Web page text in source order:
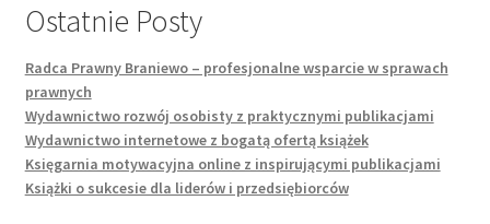
Ostatnie Posty
Radca Prawny Braniewo – profesjonalne wsparcie w sprawach
prawnych
Wydawnictwo rozwój osobisty z praktycznymi publikacjami
Wydawnictwo internetowe z bogatą ofertą książek
Księgarnia motywacyjna online z inspirującymi publikacjami
Książki o sukcesie dla liderów i przedsiębiorców